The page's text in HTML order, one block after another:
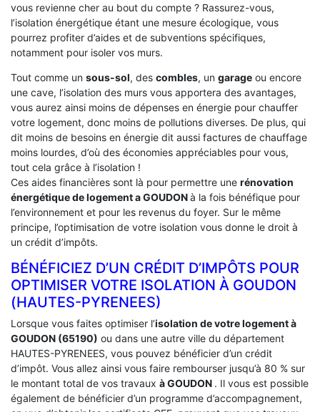
vous revienne cher au bout du compte ? Rassurez-vous,
l’isolation énergétique étant une mesure écologique, vous
pourrez profiter d’aides et de subventions spécifiques,
notamment pour isoler vos murs.
Tout comme un sous-sol, des combles, un garage ou encore
une cave, l’isolation des murs vous apportera des avantages,
vous aurez ainsi moins de dépenses en énergie pour chauffer
votre logement, donc moins de pollutions diverses. De plus, qui
dit moins de besoins en énergie dit aussi factures de chauffage
moins lourdes, d’où des économies appréciables pour vous,
tout cela grâce à l’isolation !
Ces aides financières sont là pour permettre une rénovation
énergétique de logement aGOUDONà la fois bénéfique pour
l’environnement et pour les revenus du foyer. Sur le même
principe, l’optimisation de votre isolation vous donne le droit à
un crédit d’impôts.
BÉNÉFICIEZ D’UN CRÉDIT D’IMPÔTS POUR
OPTIMISER VOTRE ISOLATION À ‎GOUDON
(HAUTES-PYRENEES)
Lorsque vous faites optimiser l’isolation de votre logement à
GOUDON (65190) ou dans une autre ville du département
HAUTES-PYRENEES, vous pouvez bénéficier d’un crédit
d’impôt. Vous allez ainsi vous faire rembourser jusqu’à 80 % sur
le montant total de vos travaux à GOUDON . Il vous est possible
également de bénéficier d’un programme d’accompagnement,